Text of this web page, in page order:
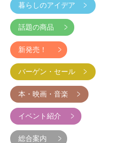
暮らしのアイデア
話題の商品
新発売！
バーゲン・セール
本・映画・音楽
イベント紹介
総合案内